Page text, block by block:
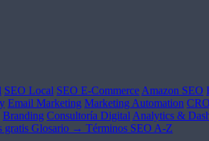
SEO Local SEO E-Commerce Amazon SEO
Email Marketing Marketing Automation
Branding Consultoría Digital Analytics &
gratis Glosario → Términos SEO A-Z